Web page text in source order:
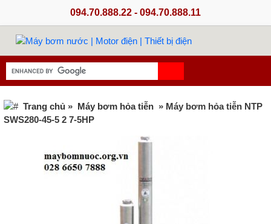
094.70.888.22 - 094.70.888.11
Trang chủ » Máy bơm hỏa tiễn » Máy bơm hỏa tiễn NTP
SWS280-45-5 2 7-5HP